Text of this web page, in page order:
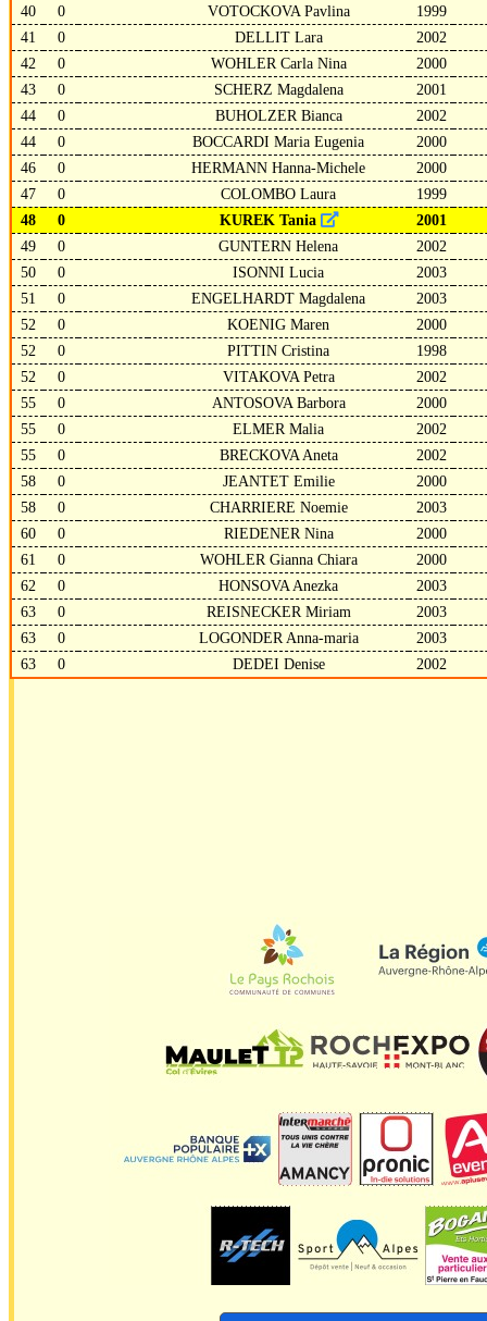
40
0 VOTOCKOVA Pavlina
1999
41
0 DELLIT Lara
2002
42
0 WOHLER Carla Nina
2000
43
0 SCHERZ Magdalena
2001
44
0 BUHOLZER Bianca
2002
44
0 BOCCARDI Maria Eugenia
2000
46
0 HERMANN Hanna-Michele
2000
47
0 COLOMBO Laura
1999
48
0 KUREK Tania
2001
49
0 GUNTERN Helena
2002
50
0 ISONNI Lucia
2003
51
0 ENGELHARDT Magdalena
2003
52
0 KOENIG Maren
2000
52
0 PITTIN Cristina
1998
52
0 VITAKOVA Petra
2002
55
0 ANTOSOVA Barbora
2000
55
0 ELMER Malia
2002
55
0 BRECKOVA Aneta
2002
58
0 JEANTET Emilie
2000
58
0 CHARRIERE Noemie
2003
60
0 RIEDENER Nina
2000
61
0 WOHLER Gianna Chiara
2000
62
0 HONSOVA Anezka
2003
63
0 REISNECKER Miriam
2003
63
0 LOGONDER Anna-maria
2003
63
0 DEDEI Denise 2002